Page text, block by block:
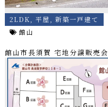
2LDK 平屋
新築一戸建て
館山
館山市長須賀 宅地分譲販売会